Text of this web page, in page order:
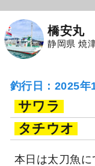
橋安丸
静岡県 焼
釣行日：2025年
サワラ
タチウオ
本日は太刀魚